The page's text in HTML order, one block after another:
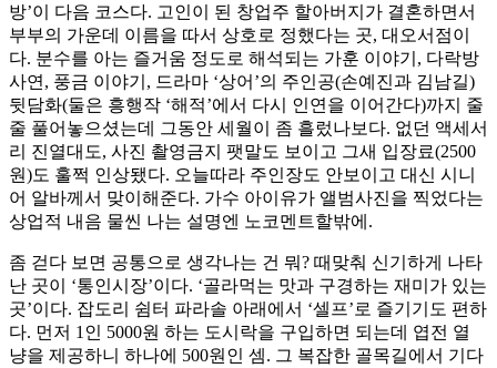
방’이 다음 코스다. 고인이 된 창업주 할아버지가 결혼하면서
부부의 가운데 이름을 따서 상호로 정했다는 곳, 대오서점이
다. 분수를 아는 즐거움 정도로 해석되는 가훈 이야기, 다락방
사연, 풍금 이야기, 드라마 ‘상어’의 주인공(손예진과 김남길)
뒷담화(둘은 흥행작 ‘해적’에서 다시 인연을 이어간다)까지 줄
줄 풀어놓으셨는데 그동안 세월이 좀 흘렀나보다. 없던 액세서
리 진열대도, 사진 촬영금지 팻말도 보이고 그새 입장료(2500
원)도 훌쩍 인상됐다. 오늘따라 주인장도 안보이고 대신 시니
어 알바께서 맞이해준다. 가수 아이유가 앨범사진을 찍었다는
상업적 내음 물씬 나는 설명엔 노코멘트할밖에.
좀 걷다 보면 공통으로 생각나는 건 뭐? 때맞춰 신기하게 나타
난 곳이 ‘통인시장’이다. ‘골라먹는 맛과 구경하는 재미가 있는
곳’이다. 잡도리 쉼터 파라솔 아래에서 ‘셀프’로 즐기기도 편하
다. 먼저 1인 5000원 하는 도시락을 구입하면 되는데 엽전 열
냥을 제공하니 하나에 500원인 셈. 그 복잡한 골목길에서 기다